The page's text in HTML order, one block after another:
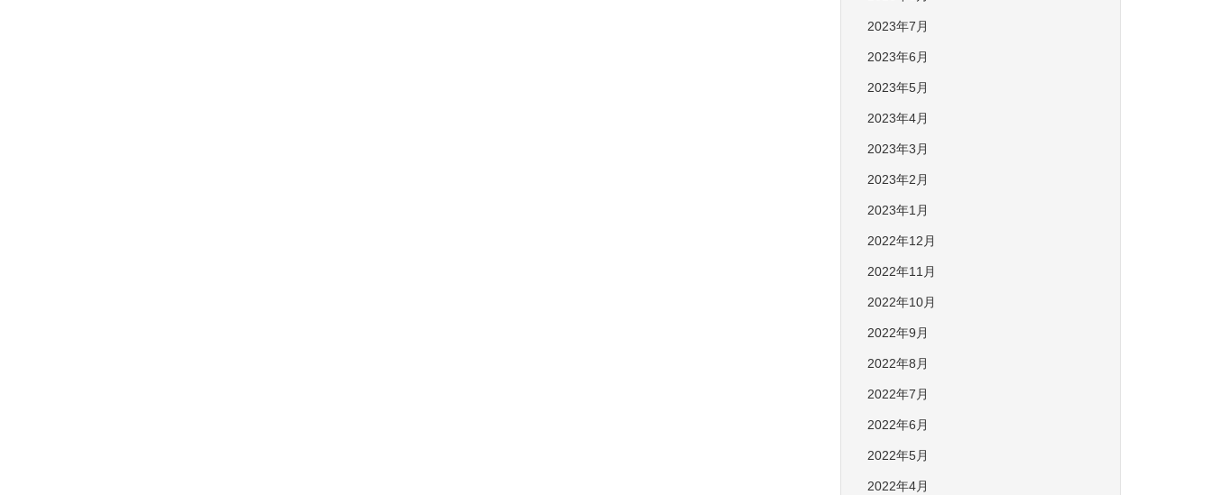
2023年7月
2023年6月
2023年5月
2023年4月
2023年3月
2023年2月
2023年1月
2022年12月
2022年11月
2022年10月
2022年9月
2022年8月
2022年7月
2022年6月
2022年5月
2022年4月